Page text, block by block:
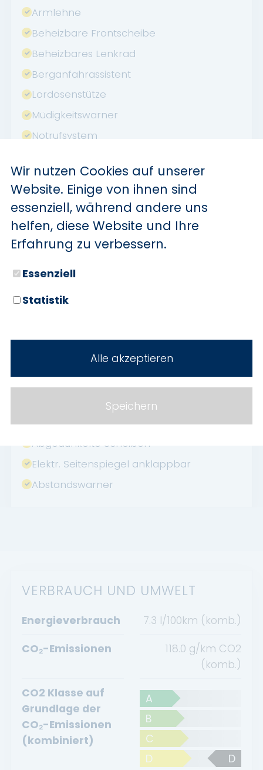
Armlehne
Beheizbare Frontscheibe
Beheizbares Lenkrad
Berganfahrassistent
Lordosenstütze
Müdigkeitswarner
Notrufsystem
Touchscreen
USB
Verkehrszeichenerkennung
Allwetterreifen
Abstandswarner
Apple CarPlay
Volldigitales Kombiinstrument
Induktionsladen für Smartphones
Fernlichtassistent
Abgedunkelte Scheiben
Elektr. Seitenspiegel anklappbar
Abstandswarner
VERBRAUCH UND UMWELT
Energieverbrauch
7.3 l/100km (komb.)
CO₂-Emissionen
118.0 g/km CO2
(komb.)
CO2 Klasse auf
Grundlage der
CO₂-Emissionen
(kombiniert)
A
B
C
D
D
Wir nutzen Cookies auf unserer
Website. Einige von ihnen sind
essenziell, während andere uns
helfen, diese Website und Ihre
Erfahrung zu verbessern.
Essenziell
Statistik
Alle akzeptieren
Speichern